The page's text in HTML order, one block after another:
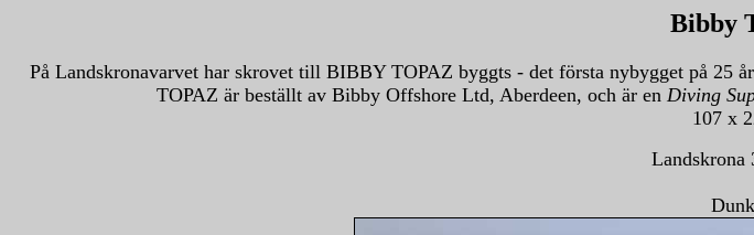
Bibby
På Landskronavarvet har skrovet till BIBBY TOPAZ byggts - det första nybygget på
TOPAZ är beställt av Bibby Offshore Ltd, Aberdeen, och är en Diving
107 x
Landskrona